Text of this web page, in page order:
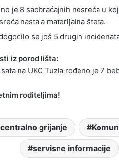
je 8 saobraćajnih nesreća u
nastala materijalna šteta.
se još 5 drugih
iz porodilišta:
na UKC Tuzla rođeno je 7
roditeljima!
centralno grijanje
servisne informacije